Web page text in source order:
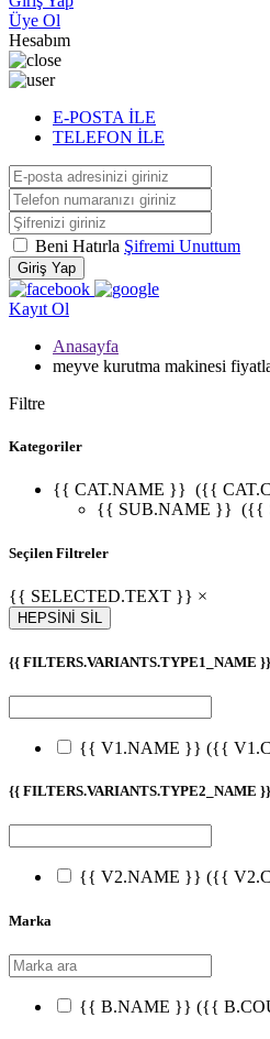
Üye Ol
Hesabım
E-POSTA İLE
TELEFON İLE
Beni Hatırla Şifremi Unuttum
Giriş Yap
Kayıt Ol
Anasayfa
meyve kurutma makinesi
Filtre
Kategoriler
{{ CAT.NAME }} ({{
{{ SUB.NAME }} ({{
Seçilen Filtreler
{{ SELECTED.TEXT }} ×
HEPSİNİ SİL
{{ FILTERS.VARIANTS.TYPE1_NAME }}
{{ V1.NAME }} ({{
{{ FILTERS.VARIANTS.TYPE2_NAME }}
{{ V2.NAME }} ({{
Marka
{{ B.NAME }} ({{